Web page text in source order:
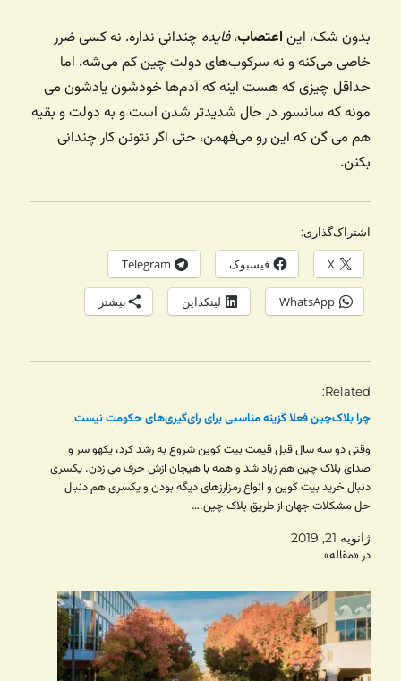
بدون شک، این اعتصاب،فایده چندانی نداره. نه کسی ضرر
خاصی می‌کنه و نه سرکوب‌های دولت چین کم می‌شه، اما
حداقل چیزی که هست اینه که آدم‌ها خودشون یادشون می
مونه که سانسور در حال شدیدتر شدن است و به دولت و بقیه
هم می گن که این رو می‌فهمن، حتی اگر نتونن کار چندانی
بکنن.
اشتراک‌گذاری:
X فیسبوک Telegram
WhatsApp لینکداین بیشتر
Related
چرا بلاک‌چین فعلا گزینه‌ مناسبی برای رای‌گیری‌های حکومت‌ نیست
وقتی دو سه سال قبل قیمت بیت کوین شروع به رشد کرد، یکهو سر و
صدای بلاک چین هم زیاد شد و همه با هیجان ازش حرف می زدن. یکسری
دنبال خرید بیت کوین و انواع رمزارزهای دیگه بودن و یکسری هم دنبال
حل مشکلات جهان از طریق بلاک چین.…
ژانویه 21, 2019
در «مقاله»